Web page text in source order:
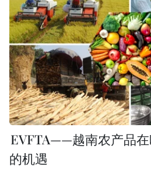
EVFTA——越南农产品
的机遇